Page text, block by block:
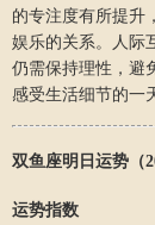
的专注度有所提升
娱乐的关系。人际
仍需保持理性，避
感受生活细节的一
双鱼座明日运势（
运势指数